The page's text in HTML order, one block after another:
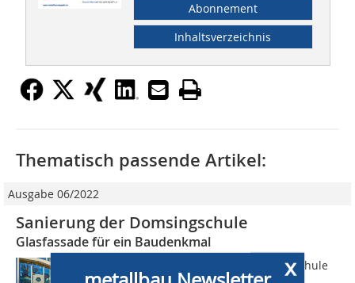
Abonnement
Inhaltsverzeichnis
x
Thematisch passende Artikel:
Ausgabe 06/2022
Sanierung der Domsingschule
Glasfassade für ein Baudenkmal
Die Wurzeln der Aachener Domsingschule